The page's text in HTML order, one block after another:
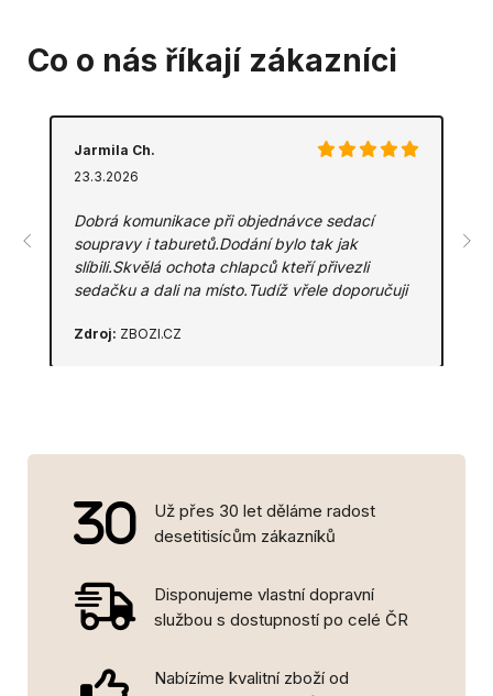
Co o nás říkají zákazníci
Jarmila Ch.
23.3.2026
Dobrá komunikace při objednávce sedací
soupravy i taburetů.Dodání bylo tak jak
slíbili.Skvělá ochota chlapců kteří přivezli
sedačku a dali na místo.Tudíž vřele doporučuji
Zdroj: ZBOZI.CZ
Už přes 30 let děláme radost
desetitisícům zákazníků
Disponujeme vlastní dopravní
službou s dostupností po celé ČR
Nabízíme kvalitní zboží od